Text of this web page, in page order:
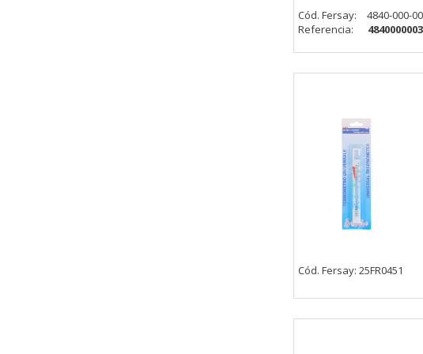
Cód. Fersay:
4840-000-
Referencia:
Cód. Fersay: 25FR0451